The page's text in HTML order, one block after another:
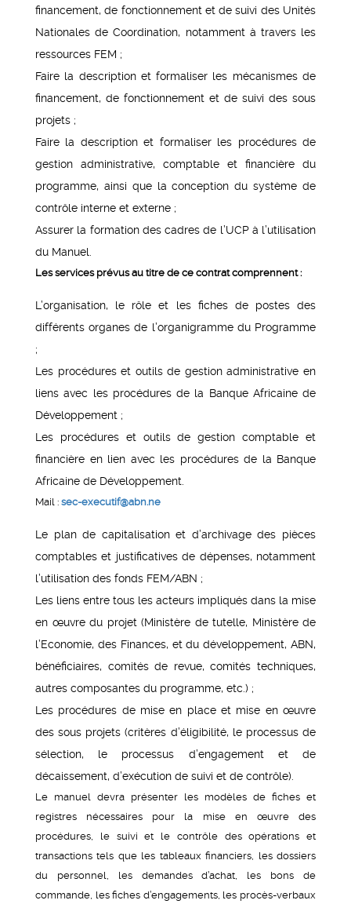
financement, de fonctionnement et de suivi des Unités
Nationales de Coordination, notamment à travers les
ressources FEM ;
Faire la description et formaliser les mécanismes de
financement, de fonctionnement et de suivi des sous
projets ;
Faire la description et formaliser les procédures de
gestion administrative, comptable et financière du
programme, ainsi que la conception du système de
contrôle interne et externe ;
Assurer la formation des cadres de l’UCP à l’utilisation
du Manuel.
Les services prévus au titre de ce contrat comprennent :
L’organisation, le rôle et les fiches de postes des
différents organes de l’organigramme du Programme
;
Les procédures et outils de gestion administrative en
liens avec les procédures de la Banque Africaine de
Développement ;
Les procédures et outils de gestion comptable et
financière en lien avec les procédures de la Banque
Africaine de Développement.
Mail : sec-executif@abn.ne
Le plan de capitalisation et d’archivage des pièces
comptables et justificatives de dépenses, notamment
l’utilisation des fonds FEM/ABN ;
Les liens entre tous les acteurs impliqués dans la mise
en œuvre du projet (Ministère de tutelle, Ministère de
l’Economie, des Finances, et du développement, ABN,
bénéficiaires, comités de revue, comités techniques,
autres composantes du programme, etc.) ;
Les procédures de mise en place et mise en œuvre
des sous projets (critères d’éligibilité, le processus de
sélection, le processus d’engagement et de
décaissement, d’exécution de suivi et de contrôle).
Le manuel devra présenter les modèles de fiches et
registres nécessaires pour la mise en œuvre des
procédures, le suivi et le contrôle des opérations et
transactions tels que les tableaux financiers, les dossiers
du personnel, les demandes d’achat, les bons de
commande, les fiches d’engagements, les procès-verbaux